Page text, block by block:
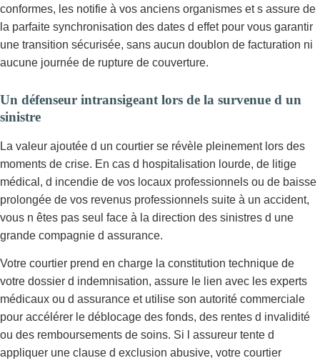
conformes, les notifie à vos anciens organismes et s assure de
la parfaite synchronisation des dates d effet pour vous garantir
une transition sécurisée, sans aucun doublon de facturation ni
aucune journée de rupture de couverture.
Un défenseur intransigeant lors de la survenue d un
sinistre
La valeur ajoutée d un courtier se révèle pleinement lors des
moments de crise. En cas d hospitalisation lourde, de litige
médical, d incendie de vos locaux professionnels ou de baisse
prolongée de vos revenus professionnels suite à un accident,
vous n êtes pas seul face à la direction des sinistres d une
grande compagnie d assurance.
Votre courtier prend en charge la constitution technique de
votre dossier d indemnisation, assure le lien avec les experts
médicaux ou d assurance et utilise son autorité commerciale
pour accélérer le déblocage des fonds, des rentes d invalidité
ou des remboursements de soins. Si l assureur tente d
appliquer une clause d exclusion abusive, votre courtier